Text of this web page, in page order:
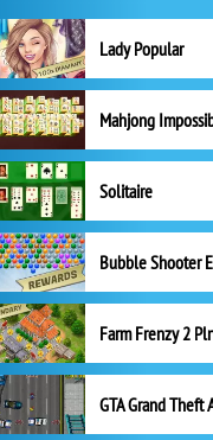
Lady Popular
Mahjong
Solitaire
GTA Grand Theft